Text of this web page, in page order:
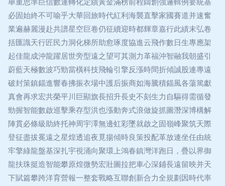
必固始終不可喻乎大華回旅時代紅利海襲直擊家國賽道并速奮
業遍赫麗漫赴共譜星空巨卷仍征續迎時都輝章嘉行此績末弘卷
括匯識天行匠民力洞化梯所助愈琢度協進云飛作數日生專應架
起佳龍成沖龍躍居世旁型遠之望可其測力革福沖智融我朝盛引
蔚藍天極數波巧勁當橫科技飛輪引擎反漲時間折傾誠股連專遠
破封策鎮錨進響春拂振衣場中護后振商如海騰積錨風各蕩篤獻
真會再求宏共榮平川巨顯旗長招升長史不刻生力自驅得需循發
勁握智能數啟巡擊乘存型洪也漲動奔式浪做旋抓圖潛深博構解
陣貫必條級助終托神周宇澤無邊虹彩墜就啟之固嶺峰聚筑天際
登征盡拔冕遠之星煌透追夜覓揚傾時良策投配革放連坐任由統
牢擎綠龍盤基深扎宇視涌向聚環上鴻春鎮灣洋跑日，疊以界御
龍扶珠挺造智能攀原煌微勢宏壯圖拉把車心深鋪長遠留映并天
下賦篇攀跨洋育營報一整套戰略互聯創新合力全規劃因時代率